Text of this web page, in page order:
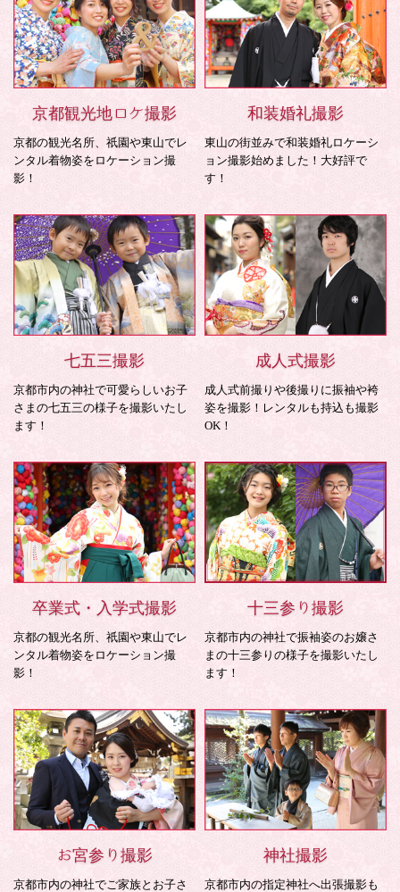
京都観光地ロケ撮影
京都の観光名所、祇園や東山でレ
ンタル着物姿をロケーション撮
影！
和装婚礼撮影
東山の街並みで和装婚礼ロケーシ
ョン撮影始めました！大好評で
す！
七五三撮影
京都市内の神社で可愛らしいお子
さまの七五三の様子を撮影いたし
ます！
成人式撮影
成人式前撮りや後撮りに振袖や袴
姿を撮影！レンタルも持込も撮影
OK！
卒業式・入学式撮影
京都の観光名所、祇園や東山でレ
ンタル着物姿をロケーション撮
影！
十三参り撮影
京都市内の神社で振袖姿のお嬢さ
まの十三参りの様子を撮影いたし
ます！
お宮参り撮影
京都市内の神社でご家族とお子さ
神社撮影
京都市内の指定神社へ出張撮影も